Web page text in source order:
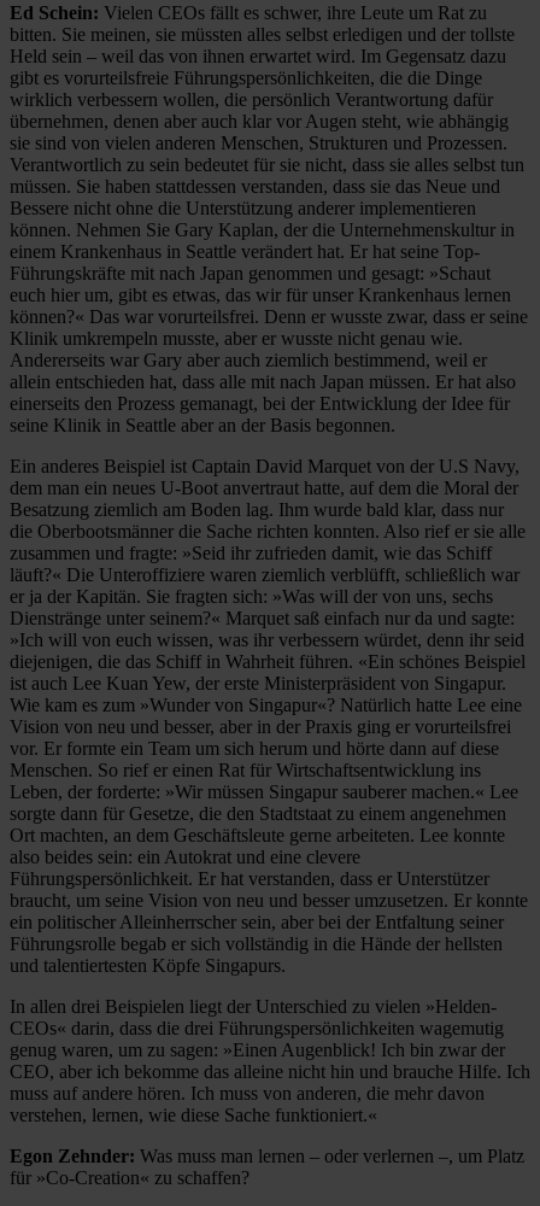
Ed Schein: Vielen CEOs fällt es schwer, ihre Leute um Rat zu
bitten. Sie meinen, sie müssten alles selbst erledigen und der tollste
Held sein – weil das von ihnen erwartet wird. Im Gegensatz dazu
gibt es vorurteilsfreie Führungspersönlichkeiten, die die Dinge
wirklich verbessern wollen, die persönlich Verantwortung dafür
übernehmen, denen aber auch klar vor Augen steht, wie abhängig
sie sind von vielen anderen Menschen, Strukturen und Prozessen.
Verantwortlich zu sein bedeutet für sie nicht, dass sie alles selbst tun
müssen. Sie haben stattdessen verstanden, dass sie das Neue und
Bessere nicht ohne die Unterstützung anderer implementieren
können. Nehmen Sie Gary Kaplan, der die Unternehmenskultur in
einem Krankenhaus in Seattle verändert hat. Er hat seine Top-
Führungskräfte mit nach Japan genommen und gesagt: »Schaut
euch hier um, gibt es etwas, das wir für unser Krankenhaus lernen
können?« Das war vorurteilsfrei. Denn er wusste zwar, dass er seine
Klinik umkrempeln musste, aber er wusste nicht genau wie.
Andererseits war Gary aber auch ziemlich bestimmend, weil er
allein entschieden hat, dass alle mit nach Japan müssen. Er hat also
einerseits den Prozess gemanagt, bei der Entwicklung der Idee für
seine Klinik in Seattle aber an der Basis begonnen.
Ein anderes Beispiel ist Captain David Marquet von der U.S Navy,
dem man ein neues U-Boot anvertraut hatte, auf dem die Moral der
Besatzung ziemlich am Boden lag. Ihm wurde bald klar, dass nur
die Oberbootsmänner die Sache richten konnten. Also rief er sie alle
zusammen und fragte: »Seid ihr zufrieden damit, wie das Schiff
läuft?« Die Unteroffiziere waren ziemlich verblüfft, schließlich war
er ja der Kapitän. Sie fragten sich: »Was will der von uns, sechs
Dienstränge unter seinem?« Marquet saß einfach nur da und sagte:
»Ich will von euch wissen, was ihr verbessern würdet, denn ihr seid
diejenigen, die das Schiff in Wahrheit führen. «Ein schönes Beispiel
ist auch Lee Kuan Yew, der erste Ministerpräsident von Singapur.
Wie kam es zum »Wunder von Singapur«? Natürlich hatte Lee eine
Vision von neu und besser, aber in der Praxis ging er vorurteilsfrei
vor. Er formte ein Team um sich herum und hörte dann auf diese
Menschen. So rief er einen Rat für Wirtschaftsentwicklung ins
Leben, der forderte: »Wir müssen Singapur sauberer machen.« Lee
sorgte dann für Gesetze, die den Stadtstaat zu einem angenehmen
Ort machten, an dem Geschäftsleute gerne arbeiteten. Lee konnte
also beides sein: ein Autokrat und eine clevere
Führungspersönlichkeit. Er hat verstanden, dass er Unterstützer
braucht, um seine Vision von neu und besser umzusetzen. Er konnte
ein politischer Alleinherrscher sein, aber bei der Entfaltung seiner
Führungsrolle begab er sich vollständig in die Hände der hellsten
und talentiertesten Köpfe Singapurs.
In allen drei Beispielen liegt der Unterschied zu vielen »Helden-
CEOs« darin, dass die drei Führungspersönlichkeiten wagemutig
genug waren, um zu sagen: »Einen Augenblick! Ich bin zwar der
CEO, aber ich bekomme das alleine nicht hin und brauche Hilfe. Ich
muss auf andere hören. Ich muss von anderen, die mehr davon
verstehen, lernen, wie diese Sache funktioniert.«
Egon Zehnder: Was muss man lernen – oder verlernen –, um Platz
für »Co-Creation« zu schaffen?